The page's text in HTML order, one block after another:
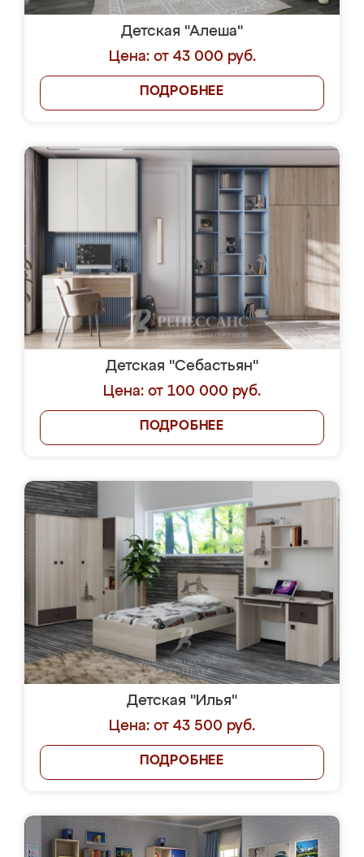
Детская "Алеша"
Цена: от 43 000 руб.
ПОДРОБНЕЕ
Детская "Себастьян"
Цена: от 100 000 руб.
ПОДРОБНЕЕ
Детская "Илья"
Цена: от 43 500 руб.
ПОДРОБНЕЕ